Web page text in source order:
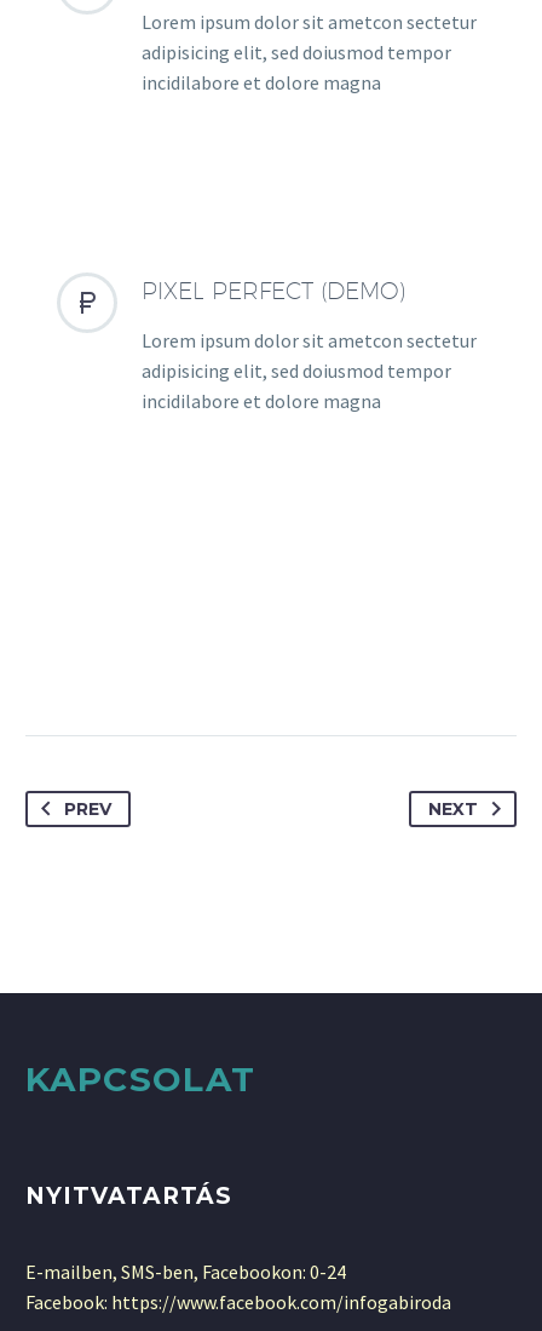
Lorem ipsum dolor sit ametcon sectetur
adipisicing elit, sed doiusmod tempor
incidilabore et dolore magna

 PIXEL PERFECT (DEMO)
Lorem ipsum dolor sit ametcon sectetur
adipisicing elit, sed doiusmod tempor
incidilabore et dolore magna
PREV NEXT
KAPCSOLAT
NYITVATARTÁS
E-mailben, SMS-ben, Facebookon: 0-24
Facebook: https://www.facebook.com/infogabiroda